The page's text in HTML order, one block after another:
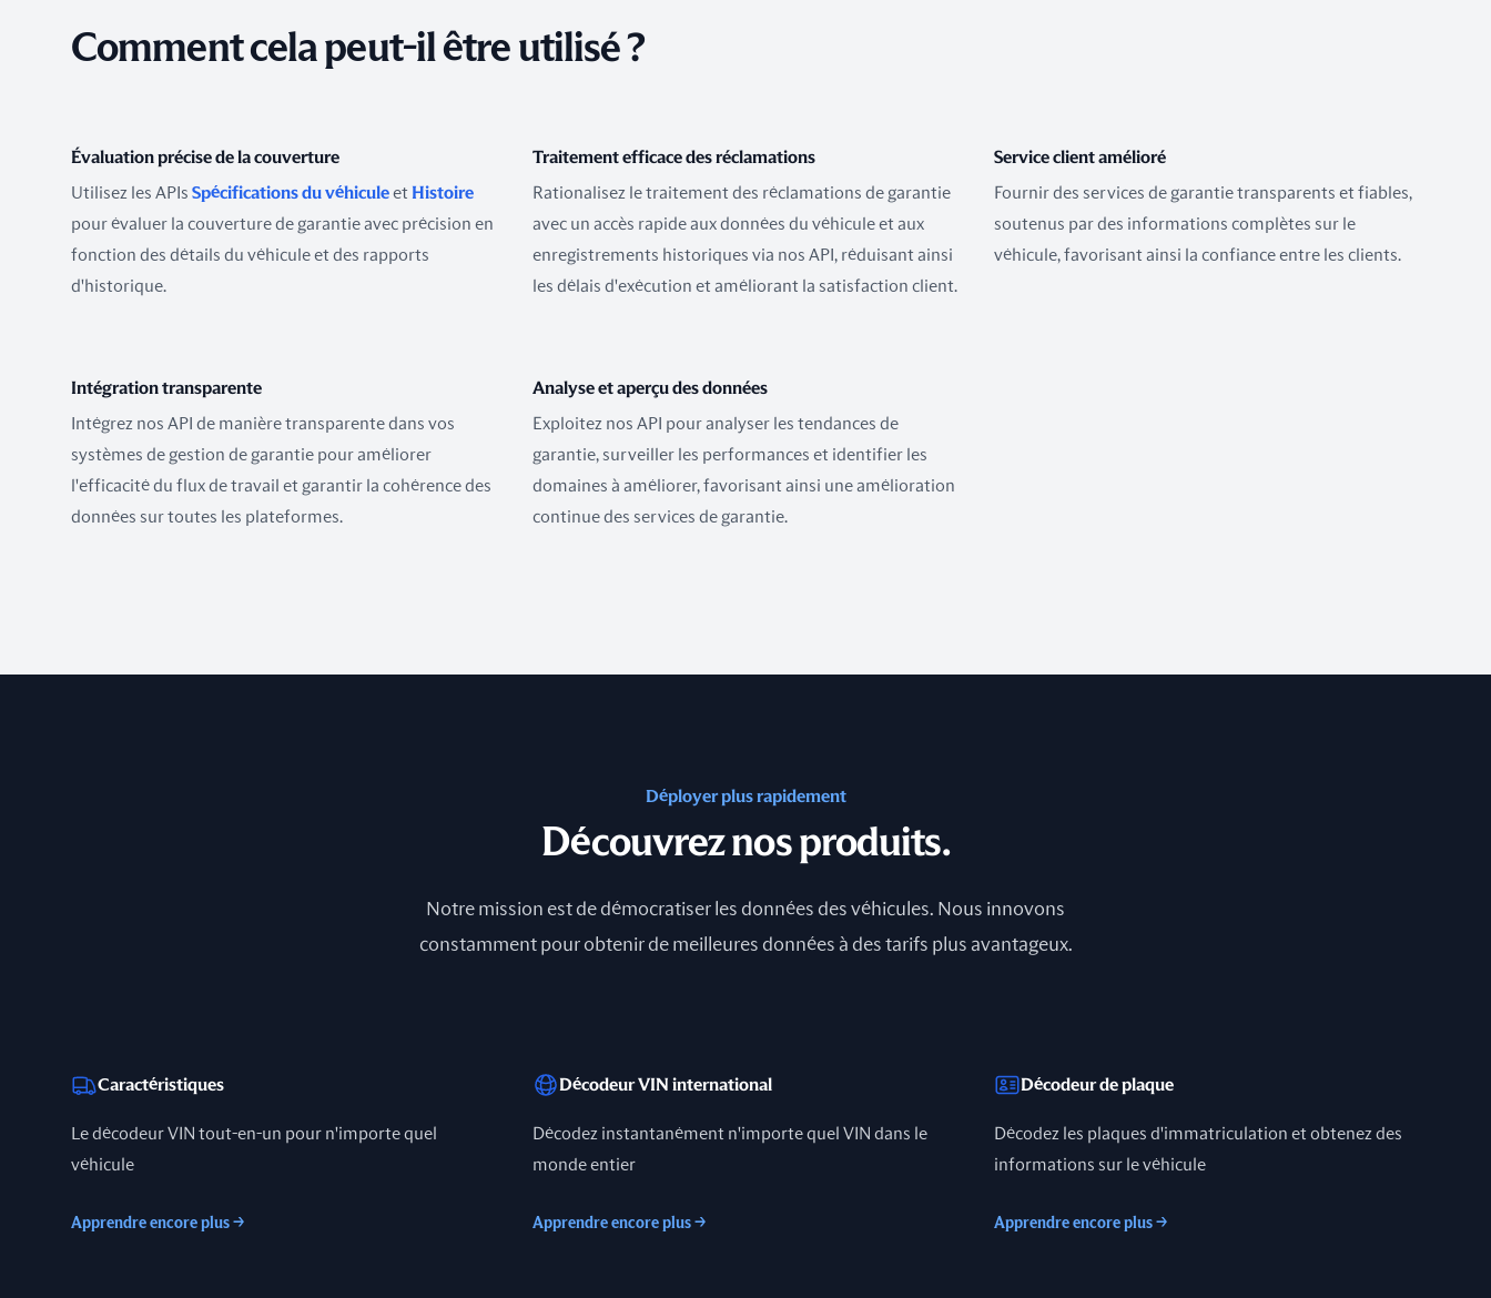
Comment cela peut-il être utilisé ?
Évaluation précise de la couverture
Utilisez les APIs Spécifications du véhiculeet Histoire
pour évaluer la couverture de garantie avec précision en
fonction des détails du véhicule et des rapports
d'historique.
Traitement efficace des réclamations
Rationalisez le traitement des réclamations de garantie
avec un accès rapide aux données du véhicule et aux
enregistrements historiques via nos API, réduisant ainsi
les délais d'exécution et améliorant la satisfaction client.
Service client amélioré
Fournir des services de garantie transparents et fiables,
soutenus par des informations complètes sur le
véhicule, favorisant ainsi la confiance entre les clients.
Intégration transparente
Intégrez nos API de manière transparente dans vos
systèmes de gestion de garantie pour améliorer
l'efficacité du flux de travail et garantir la cohérence des
données sur toutes les plateformes.
Analyse et aperçu des données
Exploitez nos API pour analyser les tendances de
garantie, surveiller les performances et identifier les
domaines à améliorer, favorisant ainsi une amélioration
continue des services de garantie.
Déployer plus rapidement
Découvrez nos produits.
Notre mission est de démocratiser les données des véhicules. Nous innovons
constamment pour obtenir de meilleures données à des tarifs plus avantageux.
Caractéristiques
Le décodeur VIN tout-en-un pour n'importe quel
véhicule
Apprendre encore plus →
Décodeur VIN international
Décodez instantanément n'importe quel VIN dans le
monde entier
Apprendre encore plus →
Décodeur de plaque
Décodez les plaques d'immatriculation et obtenez des
informations sur le véhicule
Apprendre encore plus →